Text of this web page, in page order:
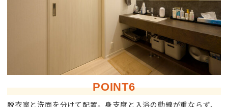
POINT6
脱衣室と洗面を分けて配置。身支度と入浴の動線が重ならず、